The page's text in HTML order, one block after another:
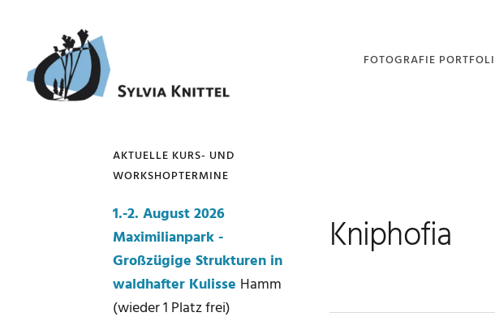
Hauptnavigation
springen
springen
Seitenspalte
springen
springen
FOTOGRAFIE
NATURFOTOGRAFIE
PORTFOLIO –
Kniphofia
Seitenspalte
AKTUELLE KURS- UND
WORKSHOPTERMINE
1.-2. August 2026
Maximilianpark -
Großzügige Strukturen in
waldhafter Kulisse Hamm
(wieder 1 Platz frei)